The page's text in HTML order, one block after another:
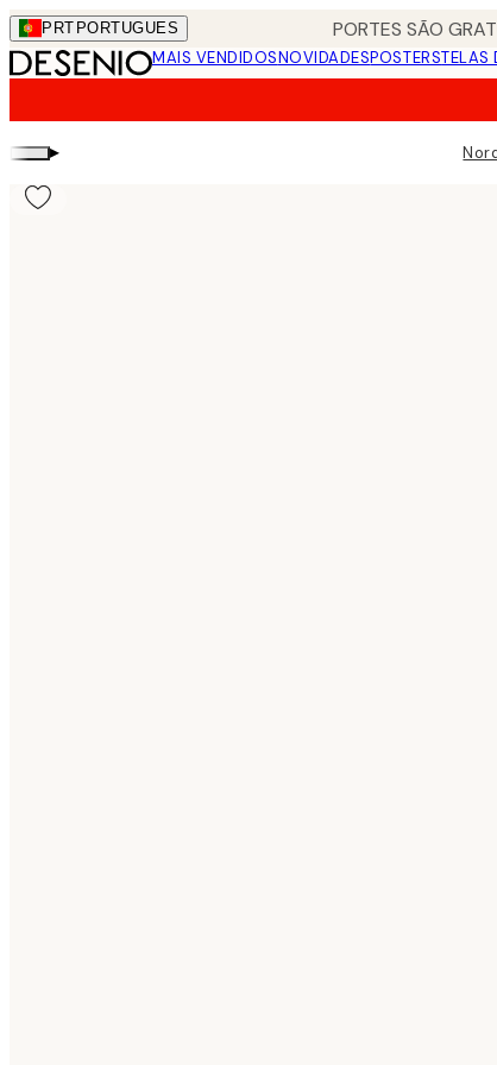
Skip
to
main
PRT PORTUGUES PORTES SÃO
MAIS VENDIDOSNOVIDADESPOSTERSTELAS
▸